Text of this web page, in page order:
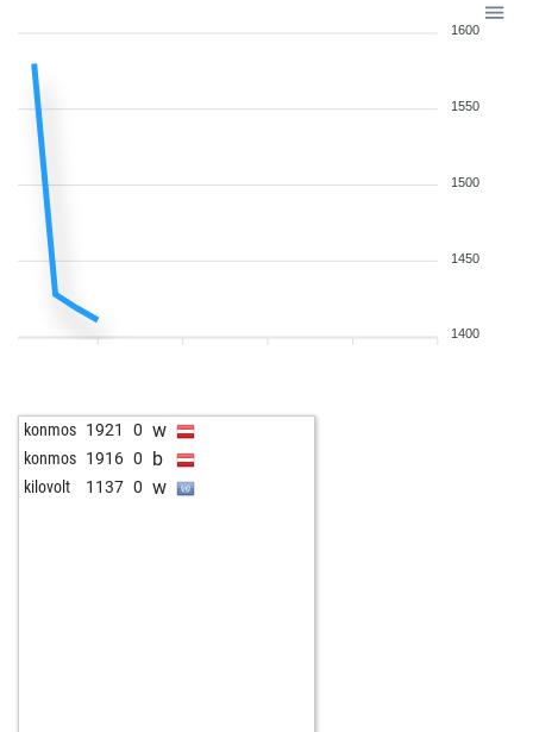
1600
1550
1500
1450
1400
konmos 1921 0 w
konmos 1916 0 b
kilovolt 1137 0 w